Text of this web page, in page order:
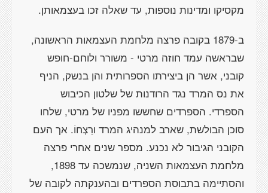
מקסיקו ומדינות נוספות, עד שאלה זכו בעצמאותן.
ב-1879 בקובה פרצה מלחמת העצמאות הראשונה,
שבראשה עמד חוזה מרטי - משורר ולוחם-חופש
קובני, אשר הן ביצירתו הספרותית והן בנשק, הניף
את נס המרד נגד הרודנות של שלטון הכיבוש
הספרדי. הספרדים שחששו מפניו של מרטי, שלחו
סוכן הבולשת, שארב למנהיג המרד ורַצְחוֹ. אך העם
הקובני הגיבור לא נכנע. מספר שנים אחרי פרצה
מלחמת העצמאות השניה, שנמשכה עד 1898,
והסתיימה בתבוסת הספרדים ובהענקתה לקובה של